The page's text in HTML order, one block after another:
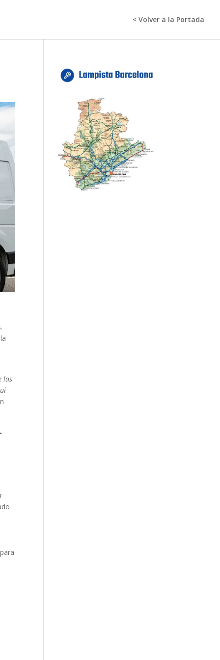
< Volver a la Portada
las